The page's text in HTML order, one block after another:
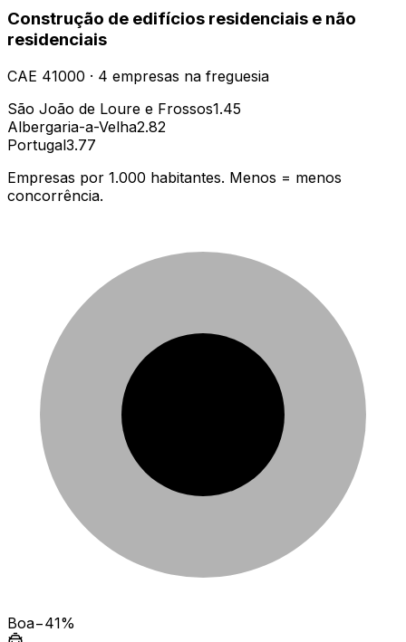
Construção de edifícios residenciais e não
residenciais
CAE 41000 · 4 empresas na freguesia
São João de Loure e Frossos1.45
Albergaria-a-Velha2.82
Portugal3.77
Empresas por 1.000 habitantes. Menos = menos
concorrência.
Boa−41%